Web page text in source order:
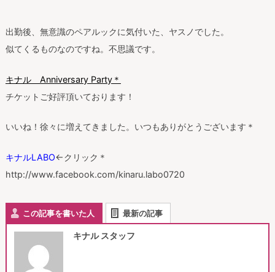
出勤後、無意識のペアルックに気付いた、ヤスノでした。
似てくるものなのですね。不思議です。
キナル Anniversary Party＊
チケットご好評頂いております！
いいね！徐々に増えてきました。いつもありがとうございます＊
キナルLABO←クリック＊
http://www.facebook.com/kinaru.labo0720
この記事を書いた人 最新の記事
キナル スタッフ